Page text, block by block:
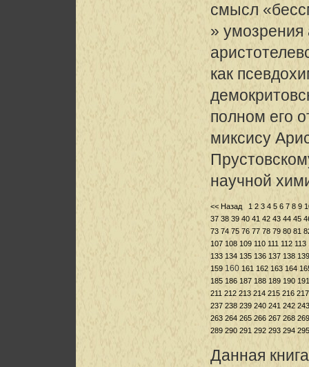
смысл
» умозрения
как
полном его
миксису
научной
<< Назад 1 2 3 4 5 6 7 8 9
37 38 39 40 41 42 43 44 45
73 74 75 76 77 78 79 80 81
107 108 109 110 111 112 113
133 134 135 136 137 138 139
159 160 161 162 163 164
185 186 187 188 189 190 191
211 212 213 214 215 216 217
237 238 239 240 241 242 243
263 264 265 266 267 268 269
289 290 291 292 293 294 295
Данная